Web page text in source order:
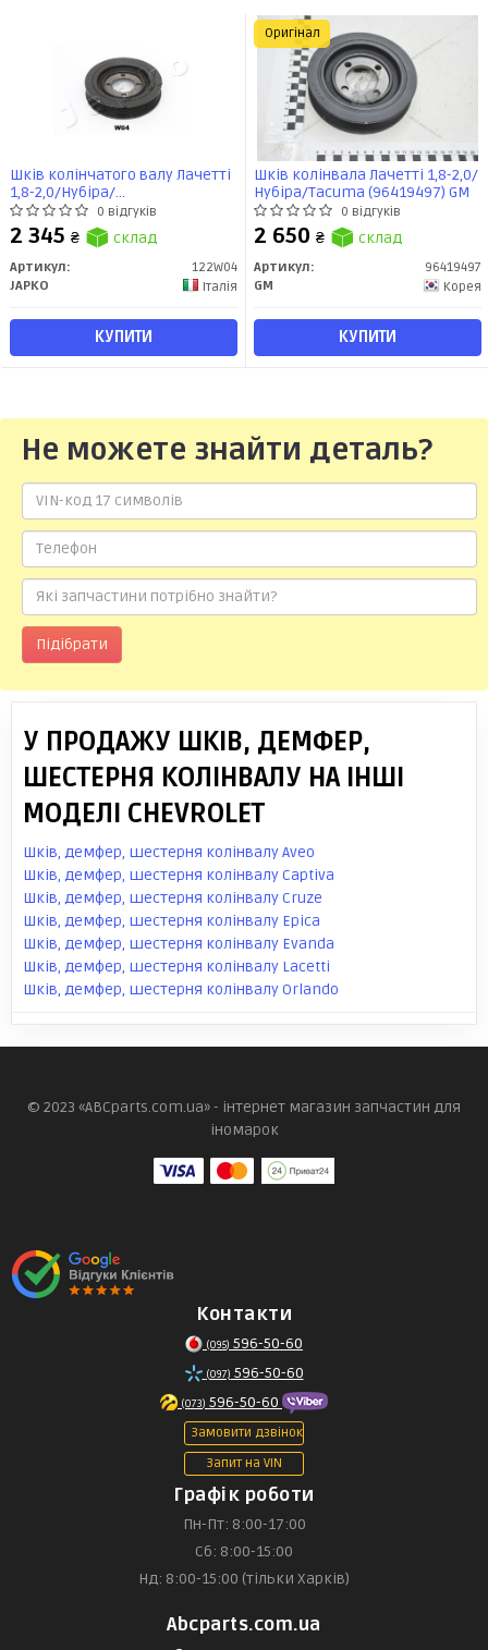
Шків колінчатого валу Лачетті
1,8-2,0/Нубіра/
Леганза/Tacuma/Evanda 1.8-2.4
(122W04) JAPKO
0 відгуків
2 345 ₴ склад
Артикул:
122W04
JAPKO
Італія
КУПИТИ
Шків колінвала Лачетті 1,8-2,0/
Нубіра/Tacuma (96419497) GM
0 відгуків
2 650 ₴ склад
Артикул:
96419497
GM
Корея
КУПИТИ
Оригінал
Не можете знайти деталь?
Підібрати
У ПРОДАЖУ ШКІВ, ДЕМФЕР,
ШЕСТЕРНЯ КОЛІНВАЛУ НА ІНШІ
МОДЕЛІ CHEVROLET
Шків, демфер, шестерня колінвалу Aveo
Шків, демфер, шестерня колінвалу Captiva
Шків, демфер, шестерня колінвалу Cruze
Шків, демфер, шестерня колінвалу Epica
Шків, демфер, шестерня колінвалу Evanda
Шків, демфер, шестерня колінвалу Lacetti
Шків, демфер, шестерня колінвалу Orlando
© 2023 «ABCparts.com.ua» - інтернет магазин запчастин для
іномарок
Контакти
(095) 596-50-60
(097) 596-50-60
(073) 596-50-60
Замовити дзвінок
Запит на VIN
Графік роботи
Пн-Пт: 8:00-17:00
Сб: 8:00-15:00
Нд: 8:00-15:00 (тільки Харків)
Abcparts.com.ua